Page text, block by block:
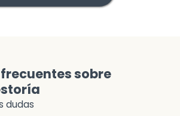
sobre
dudas